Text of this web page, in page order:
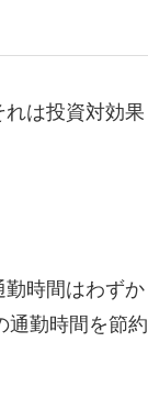
は投資対効果
時間はわずか
通勤時間を節約